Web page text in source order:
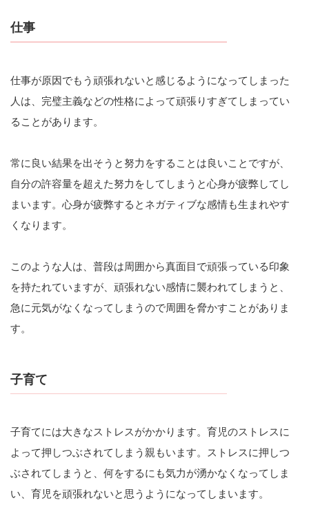
仕事
仕事が原因でもう頑張れないと感じるようになってしまった
人は、完璧主義などの性格によって頑張りすぎてしまってい
ることがあります。
常に良い結果を出そうと努力をすることは良いことですが、
自分の許容量を超えた努力をしてしまうと心身が疲弊してし
まいます。心身が疲弊するとネガティブな感情も生まれやす
くなります。
このような人は、普段は周囲から真面目で頑張っている印象
を持たれていますが、頑張れない感情に襲われてしまうと、
急に元気がなくなってしまうので周囲を脅かすことがありま
す。
子育て
子育てには大きなストレスがかかります。育児のストレスに
よって押しつぶされてしまう親もいます。ストレスに押しつ
ぶされてしまうと、何をするにも気力が湧かなくなってしま
い、育児を頑張れないと思うようになってしまいます。